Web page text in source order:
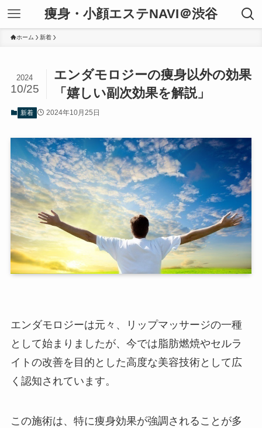
痩身・小顔エステNAVI＠渋谷
ホーム 新着
エンダモロジーの痩身以外の効果
「嬉しい副次効果を解説」
2024
10/25
新着 2024年10月25日
エンダモロジーは元々、リップマッサージの一種
として始まりましたが、今では脂肪燃焼やセルラ
イトの改善を目的とした高度な美容技術として広
く認知されています。
この施術は、特に痩身効果が強調されることが多